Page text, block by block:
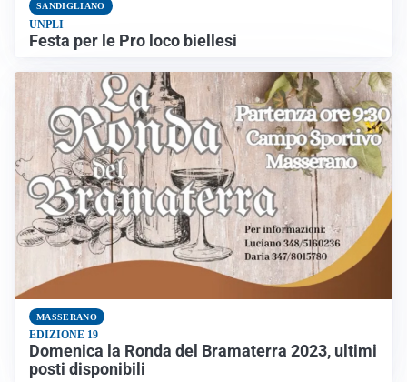
SANDIGLIANO
UNPLI
Festa per le Pro loco biellesi
MASSERANO
EDIZIONE 19
Domenica la Ronda del Bramaterra 2023, ultimi
posti disponibili